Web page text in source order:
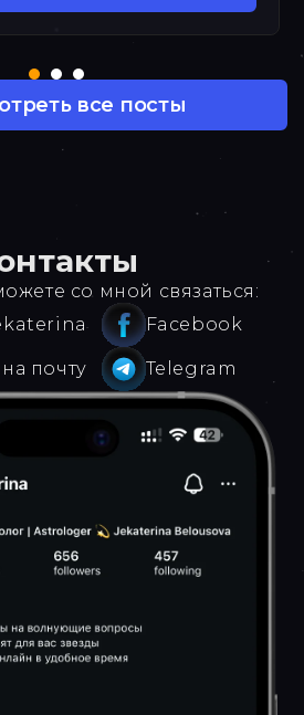
все посты
со мной связаться:
Facebook
почту Telegram